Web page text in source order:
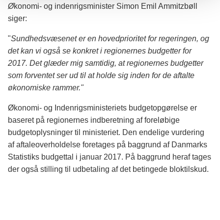
Økonomi- og indenrigsminister Simon Emil Ammitzbøll
siger:
"Sundhedsvæsenet er en hovedprioritet for regeringen, og
det kan vi også se konkret i regionernes budgetter for
2017. Det glæder mig samtidig, at regionernes budgetter
som forventet ser ud til at holde sig inden for de aftalte
økonomiske rammer."
Økonomi- og Indenrigsministeriets budgetopgørelse er
baseret på regionernes indberetning af foreløbige
budgetoplysninger til ministeriet. Den endelige vurdering
af aftaleoverholdelse foretages på baggrund af Danmarks
Statistiks budgettal i januar 2017. På baggrund heraf tages
der også stilling til udbetaling af det betingede bloktilskud.